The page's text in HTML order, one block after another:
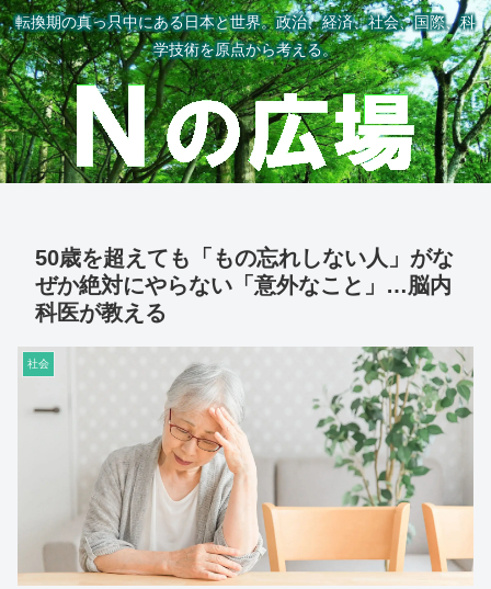
転換期の真っ只中にある日本と世界。政治、経済、社会、国際、科
学技術を原点から考える。
50歳を超えても「もの忘れしない人」がな
ぜか絶対にやらない「意外なこと」…脳内
科医が教える
社会